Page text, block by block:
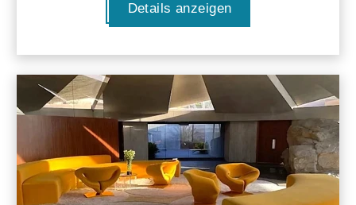
Details anzeigen